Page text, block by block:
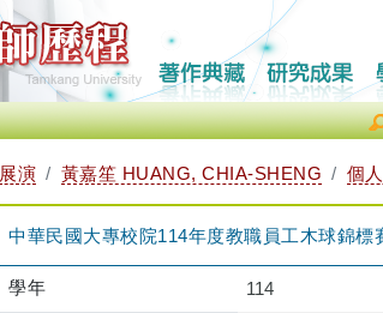
展演 黃嘉笙 HUANG, CHIA-SHENG 個
中華民國大專校院114年度教職員工木球錦標
學年 114